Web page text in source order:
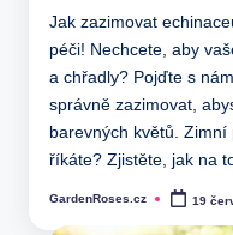
Jak zazimovat
péči! Nechcete, aby
a chřadly? Pojďte s
správně zazimovat,
barevných květů.
říkáte? Zjistěte, jak na
Posted
GardenRoses.cz 19